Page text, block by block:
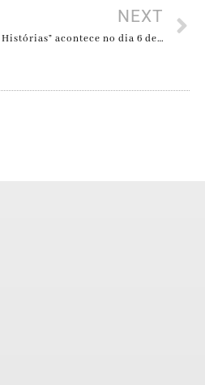
NEXT
Vernissage da exposição “Diversas Pequenas Histórias” acontece no dia 6 de novembro